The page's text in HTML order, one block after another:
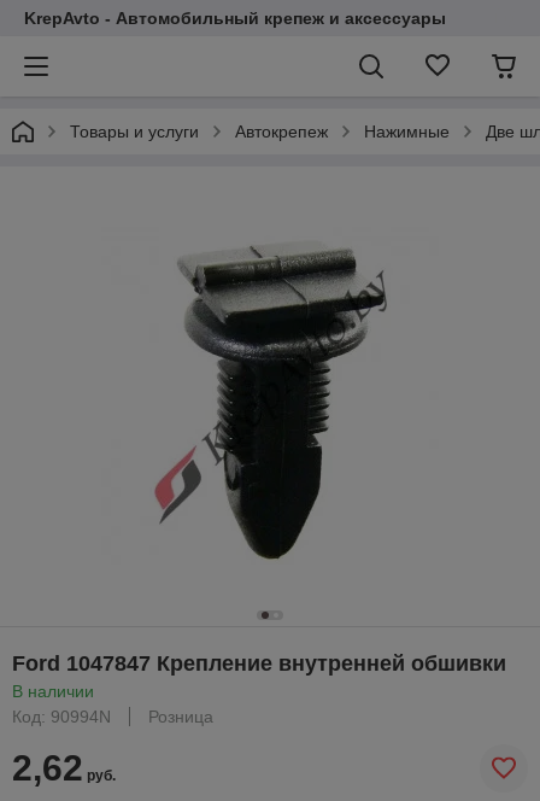
KrepAvto - Автомобильный крепеж и аксессуары
Товары и услуги Автокрепеж Нажимные Две
Ford 1047847 Крепление внутренней обшивки
В наличии
Код: 90994N
Розница
2,62 руб.